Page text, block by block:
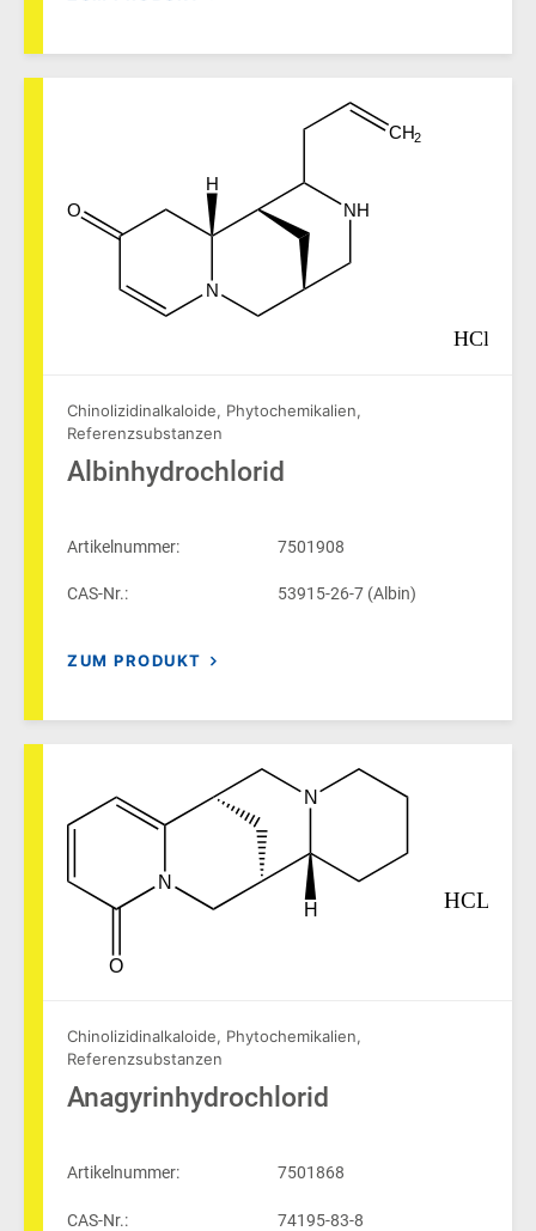
N
NH
CH2
H
O
HCl
Chinolizidinalkaloide, Phytochemikalien,
Referenzsubstanzen
Albinhydrochlorid
Artikelnummer: 7501908
CAS-Nr.: 53915-26-7 (Albin)
ZUM PRODUKT
N
N
O
H HCL
Chinolizidinalkaloide, Phytochemikalien,
Referenzsubstanzen
Anagyrinhydrochlorid
Artikelnummer: 7501868
CAS-Nr.: 74195-83-8